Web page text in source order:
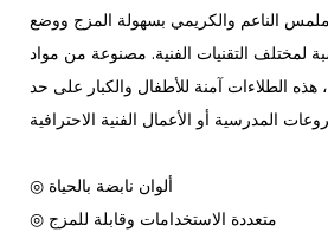
الناعم والكريمي بسهولة المزج ووضع
لمختلف التقنيات الفنية. مصنوعة من مواد
هذه الطلاءات آمنة للأطفال والكبار على حد
◎ متعددة الاستخدامات وقابلة للمزج